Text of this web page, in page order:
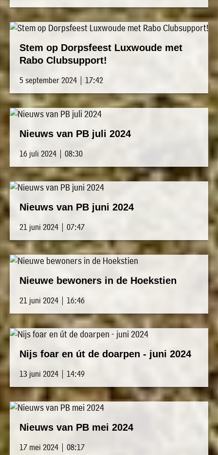
Stem op Dorpsfeest Luxwoude met
Rabo Clubsupport!
5 september 2024 | 17:42
Nieuws van PB juli 2024
16 juli 2024 | 08:30
Nieuws van PB juni 2024
21 juni 2024 | 07:47
Nieuwe bewoners in de Hoekstien
21 juni 2024 | 16:46
Nijs foar en út de doarpen - juni 2024
13 juni 2024 | 14:49
Nieuws van PB mei 2024
17 mei 2024 | 08:17